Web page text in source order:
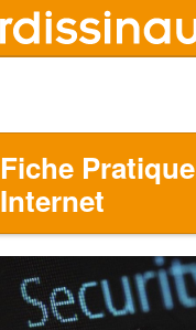
Fiche Pratique
Internet